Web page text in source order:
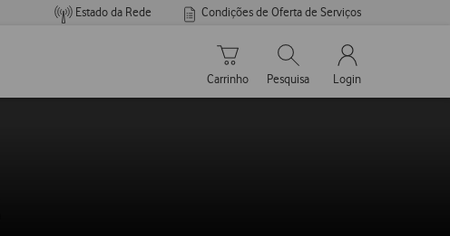
Estado da Rede Condições de Oferta de Serviços
Carrinho de compras
Carrinho
Pesquisar
Pesquisa
My Vodafone
Login